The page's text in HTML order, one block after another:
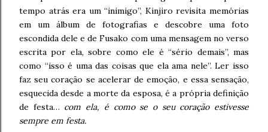
tempo atrás era um “inimigo”, Kinjiro revisita memórias
em um álbum de fotografias e descobre uma foto
escondida dele e de Fusako com uma mensagem no verso
escrita por ela, sobre como ele é “sério demais”, mas
como “isso é uma das coisas que ela ama nele”. Ler isso
faz seu coração se acelerar de emoção, e essa sensação,
esquecida desde a morte da esposa, é a própria definição
de festa… com ela, é como se o seu coração estivesse
sempre em festa.